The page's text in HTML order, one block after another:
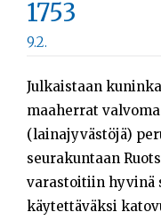
1753
9.2.
Julkaistaan
maaherrat
(lainajyvästöjä)
seurakuntaan
varastoitiin hyvinä
käytettäväksi